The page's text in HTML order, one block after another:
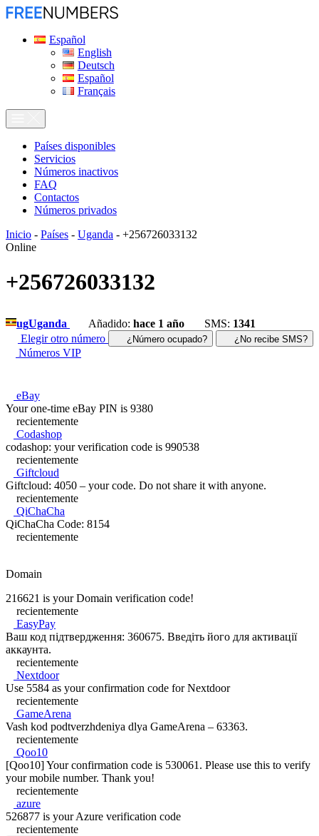
Español
English
Deutsch
Español
Français
Países disponibles
Servicios
Números inactivos
FAQ
Contactos
Números privados
Inicio - Países - Uganda - +256726033132
Online
+256726033132
ugUganda Añadido: hace 1 año SMS: 1341
Elegir otro número
¿Número ocupado? ¿No recibe SMS?
Números VIP
eBay
Your one-time eBay PIN is 9380
recientemente
Codashop
codashop: your verification code is 990538
recientemente
Giftcloud
Giftcloud: 4050 – your code. Do not share it with anyone.
recientemente
QiChaCha
QiChaCha Code: 8154
recientemente
Domain
216621 is your Domain verification code!
recientemente
EasyPay
Ваш код підтвердження: 360675. Введіть його для активації
аккаунта.
recientemente
Nextdoor
Use 5584 as your confirmation code for Nextdoor
recientemente
GameArena
Vash kod podtverzhdeniya dlya GameArena – 63363.
recientemente
Qoo10
[Qoo10] Your confirmation code is 530061. Please use this to verify
your mobile number. Thank you!
recientemente
azure
526877 is your Azure verification code
recientemente